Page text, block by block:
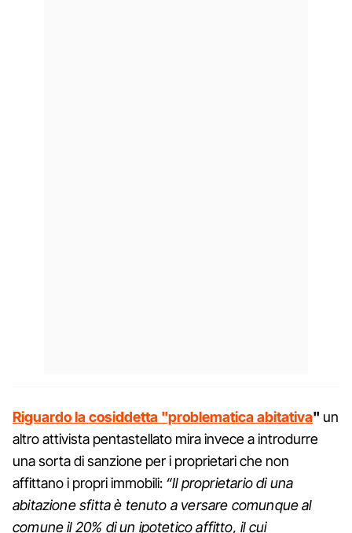
Riguardo la cosiddetta "problematica abitativa" un
altro attivista pentastellato mira invece a introdurre
una sorta di sanzione per i proprietari che non
affittano i propri immobili: “Il proprietario di una
abitazione sfitta è tenuto a versare comunque al
comune il 20% di un ipotetico affitto, il cui